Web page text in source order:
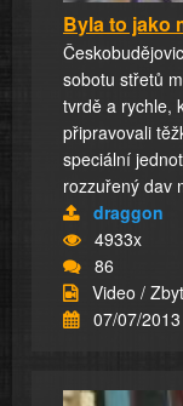
Byla to jako
sobotu střetů
tvrdě a rychle,
připravovali
speciální
rozzuřený dav
draggon
4933x
86
Video /
07/07/2013